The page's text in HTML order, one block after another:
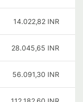
14.022,82 INR
28.045,65 INR
56.091,30 INR